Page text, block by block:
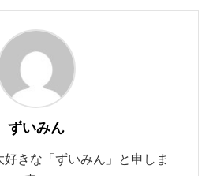
ずいみん
きな「ずいみん」と申しま